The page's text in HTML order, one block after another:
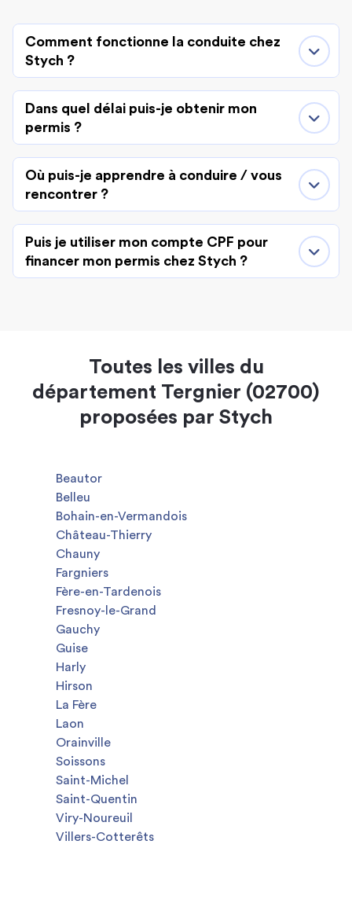
Comment fonctionne la conduite chez
Stych ?
Dans quel délai puis-je obtenir mon
permis ?
Où puis-je apprendre à conduire / vous
rencontrer ?
Puis je utiliser mon compte CPF pour
financer mon permis chez Stych ?
Toutes les villes du
département Tergnier (02700)
proposées par Stych
Beautor
Belleu
Bohain-en-Vermandois
Château-Thierry
Chauny
Fargniers
Fère-en-Tardenois
Fresnoy-le-Grand
Gauchy
Guise
Harly
Hirson
La Fère
Laon
Orainville
Soissons
Saint-Michel
Saint-Quentin
Viry-Noureuil
Villers-Cotterêts